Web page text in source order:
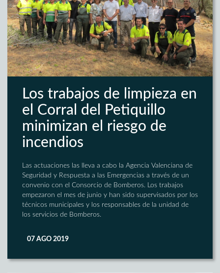
Los trabajos de limpieza en
el Corral del Petiquillo
minimizan el riesgo de
incendios
Las actuaciones las lleva a cabo la Agencia Valenciana de
Seguridad y Respuesta a las Emergencias a través de un
convenio con el Consorcio de Bomberos. Los trabajos
empezaron el mes de junio y han sido supervisados por los
técnicos municipales y los responsables de la unidad de
los servicios de Bomberos.
07 AGO 2019